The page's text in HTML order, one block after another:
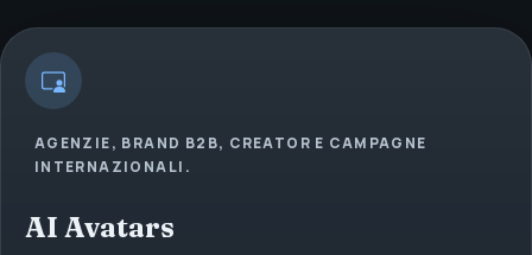
AGENZIE, BRAND B2B, CREATOR E CAMPAGNE
INTERNAZIONALI.
AI Avatars